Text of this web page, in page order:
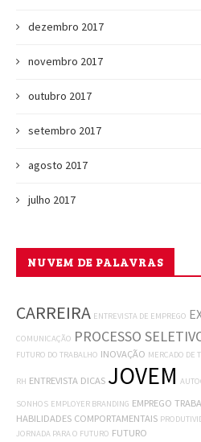
dezembro 2017
novembro 2017
outubro 2017
setembro 2017
agosto 2017
julho 2017
NUVEM DE PALAVRAS
CARREIRA ENTREVISTA DE EMPREGO
COMUNICAÇÃO PROCESSO
FUTURO DO TRABALHO INOVAÇÃO MERCADO DE
RH ENTREVISTA DICAS JOVEM
SONHOS EMPLOYER BRANDING EMPREGO
HABILIDADES COMPORTAMENTAIS
JORNADA PARA O FUTURO FUTURO